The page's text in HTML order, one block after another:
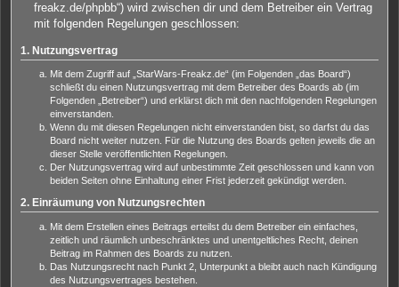
freakz.de/phpbb“) wird zwischen dir und dem Betreiber ein Vertrag
mit folgenden Regelungen geschlossen:
1. Nutzungsvertrag
Mit dem Zugriff auf „StarWars-Freakz.de“ (im Folgenden „das Board“)
schließt du einen Nutzungsvertrag mit dem Betreiber des Boards ab (im
Folgenden „Betreiber“) und erklärst dich mit den nachfolgenden Regelungen
einverstanden.
Wenn du mit diesen Regelungen nicht einverstanden bist, so darfst du das
Board nicht weiter nutzen. Für die Nutzung des Boards gelten jeweils die an
dieser Stelle veröffentlichten Regelungen.
Der Nutzungsvertrag wird auf unbestimmte Zeit geschlossen und kann von
beiden Seiten ohne Einhaltung einer Frist jederzeit gekündigt werden.
2. Einräumung von Nutzungsrechten
Mit dem Erstellen eines Beitrags erteilst du dem Betreiber ein einfaches,
zeitlich und räumlich unbeschränktes und unentgeltliches Recht, deinen
Beitrag im Rahmen des Boards zu nutzen.
Das Nutzungsrecht nach Punkt 2, Unterpunkt a bleibt auch nach Kündigung
des Nutzungsvertrages bestehen.